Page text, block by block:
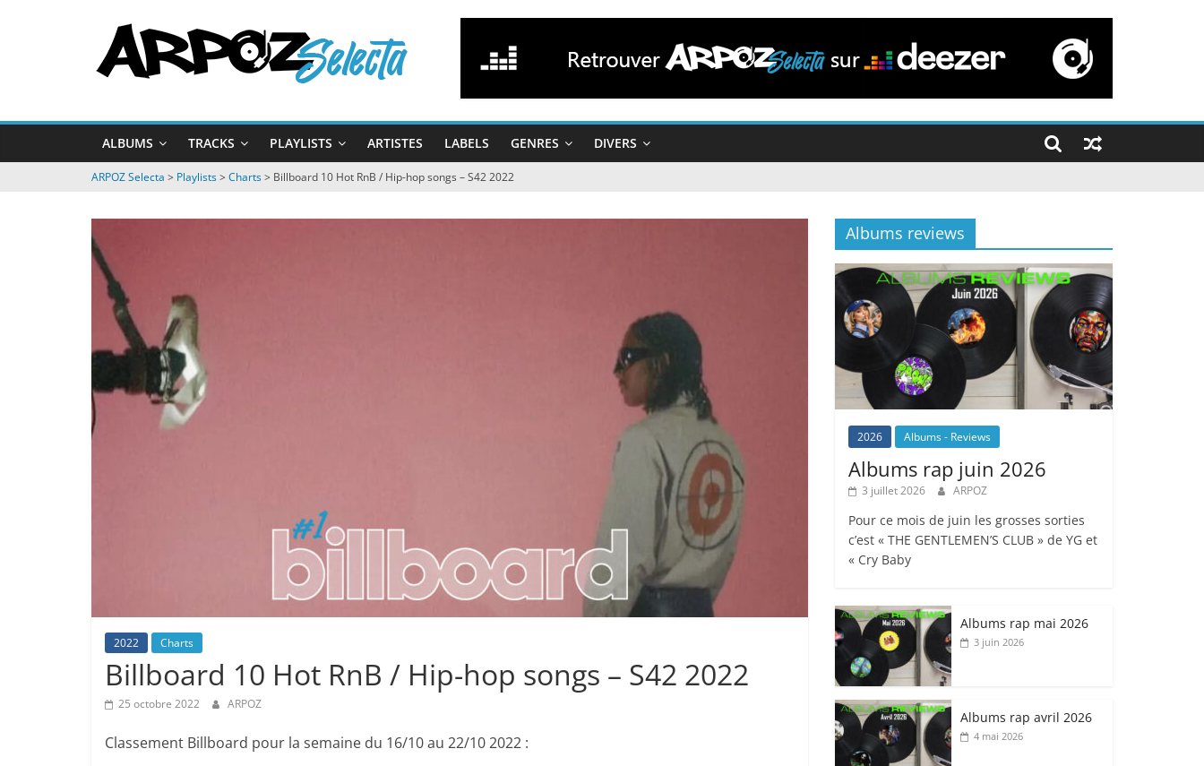
ARPOZ
Selecta
by
ARPOZ
&
ALBUMS TRACKS PLAYLISTS ARTISTES LABELS GENRES DIVERS
ARPOZ Selecta > Playlists> Charts> Billboard 10 Hot RnB / Hip-hop songs – S42 2022
2022 Charts
Billboard 10 Hot RnB / Hip-hop songs – S42 2022
25 octobre 2022 ARPOZ
Classement Billboard pour la semaine du 16/10 au 22/10 2022 :
Albums reviews
2026 Albums - Reviews
Albums rap juin 2026
3 juillet 2026 ARPOZ
Pour ce mois de juin les grosses sorties
c’est « THE GENTLEMEN’S CLUB » de YG et
« Cry Baby
Albums rap mai 2026
3 juin 2026
Albums rap avril 2026
4 mai 2026